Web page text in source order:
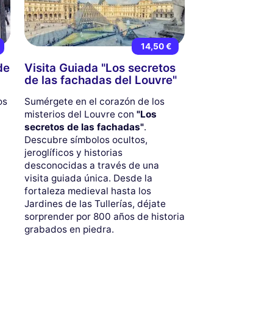
14,50 €
Visita Guiada "Los secretos
de las fachadas del Louvre"
Sumérgete en el corazón de los
misterios del Louvre con "Los
secretos de las fachadas".
Descubre símbolos ocultos,
jeroglíficos y historias
desconocidas a través de una
visita guiada única. Desde la
fortaleza medieval hasta los
Jardines de las Tullerías, déjate
sorprender por 800 años de historia
grabados en piedra.